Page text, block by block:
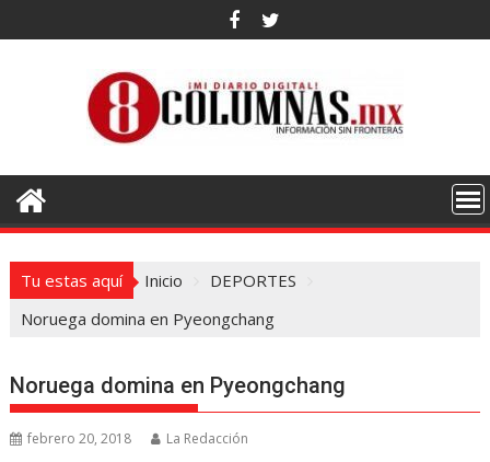
al
Tu estas aquí Inicio
DEPORTES
Noruega domina en Pyeongchang
Noruega domina en Pyeongchang
febrero 20, 2018 La Redacción